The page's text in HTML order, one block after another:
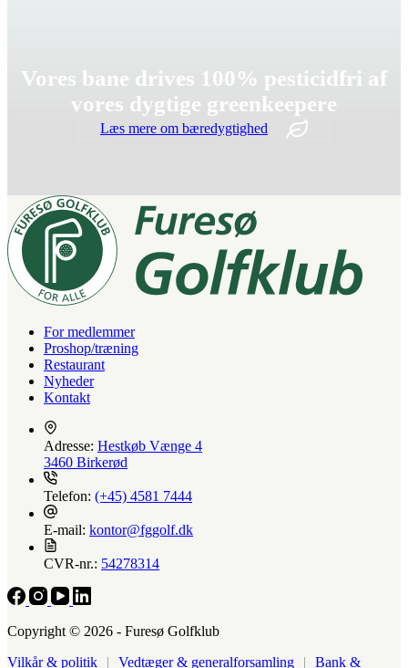
Vores bane drives 100% pesticidfri af
vores dygtige greenkeepere
Læs mere om bæredygtighed
For medlemmer
Proshop/træning
Restaurant
Nyheder
Kontakt
Adresse: Hestkøb Vænge 4
3460 Birkerød
Telefon: (+45) 4581 7444
E-mail: kontor@fggolf.dk
CVR-nr.: 54278314
Copyright © 2026 - Furesø Golfklub
Vilkår & politik
| Vedtæger & generalforsamling |
Bank &